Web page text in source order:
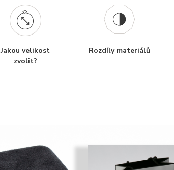
Jakou velikost
zvolit?
Rozdíly materiálů